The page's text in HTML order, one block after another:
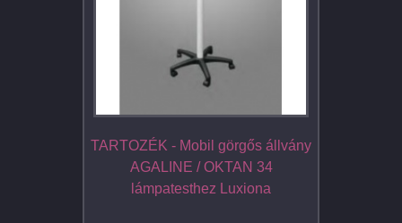
TARTOZÉK - Mobil görgős állvány
AGALINE / OKTAN 34
lámpatesthez Luxiona